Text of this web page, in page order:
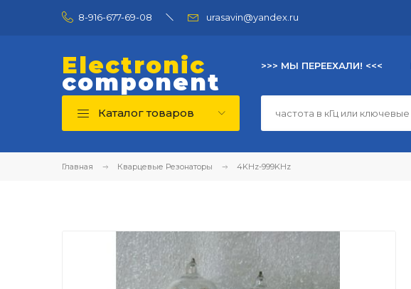
8-916-677-69-08 urasavin@yandex.ru
Electronic
component
>>> МЫ ПЕРЕЕХАЛИ! <<<
Каталог товаров
Главная Кварцевые Резонаторы 4KHz-999KHz